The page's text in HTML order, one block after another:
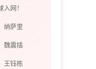
木越
网！
僵局
纳萨里
槌破荒
魏震插
入网窝
王钰栋